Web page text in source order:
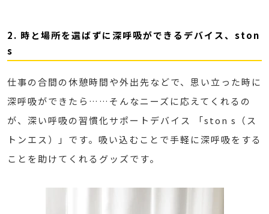
2. 時と場所を選ばずに深呼吸ができるデバイス、ston
s
仕事の合間の休憩時間や外出先などで、思い立った時に
深呼吸ができたら……そんなニーズに応えてくれるの
が、深い呼吸の習慣化サポートデバイス 「ston s（ス
トンエス）」です。吸い込むことで手軽に深呼吸をする
ことを助けてくれるグッズです。